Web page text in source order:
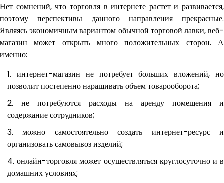
Нет сомнений, что торговля в интернете растет и развивается,
поэтому перспективы данного направления прекрасные.
Являясь экономичным вариантом обычной торговой лавки, веб-
магазин может открыть много положительных сторон. А
именно:
интернет-магазин не потребует больших вложений, но
позволит постепенно наращивать объем товарооборота;
не потребуются расходы на аренду помещения и
содержание сотрудников;
можно самостоятельно создать интернет-ресурс и
организовать самовывоз изделий;
онлайн-торговля может осуществляться круглосуточно и в
домашних условиях;